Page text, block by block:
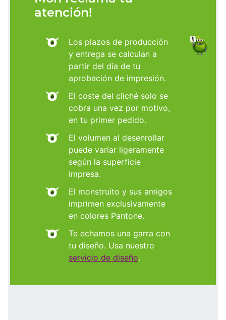
atención!
Los plazos de producción
y entrega se calculan a
partir del día de tu
aprobación de impresión.
El coste del cliché solo se
cobra una vez por motivo,
en tu primer pedido.
El volumen al desenrollar
puede variar ligeramente
según la superficie
impresa.
El monstruito y sus amigos
imprimen exclusivamente
en colores Pantone.
Te echamos una garra con
tu diseño. Usa nuestro
servicio de diseño.